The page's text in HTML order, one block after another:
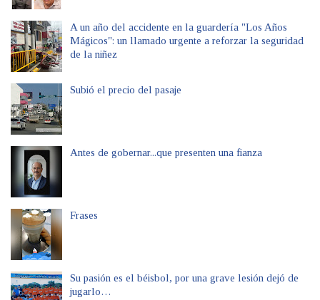
A un año del accidente en la guardería "Los Años
Mágicos": un llamado urgente a reforzar la seguridad
de la niñez
Subió el precio del pasaje
Antes de gobernar...que presenten una fianza
Frases
Su pasión es el béisbol, por una grave lesión dejó de
jugarlo…